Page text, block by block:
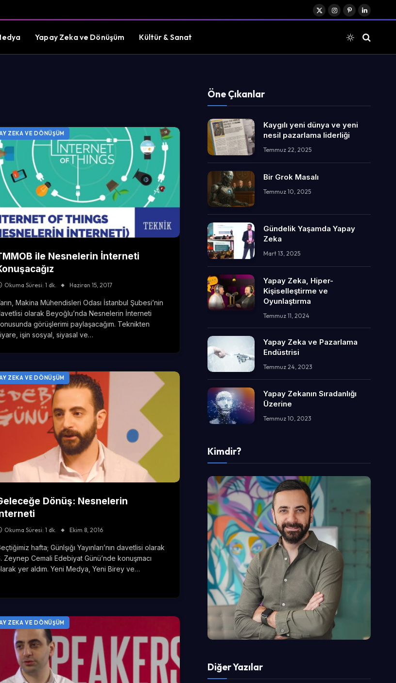
X
Instagram
PinterestLinkedIn
Yapay Zeka ve Dönüşüm Kültür & Sanat
ZEKA VE DÖNÜŞÜM
ile Nesnelerin İnterneti
Okuma Süresi: 1 dk. Haziran 15, 2017
Makina Mühendisleri Odası İstanbul Şubesi’nin
olarak Beyoğlu’nda Nesnelerin İnterneti
görüşlerimi paylaşacağım. Teknikten
işin sosyal, siyasal ve…
ZEKA VE DÖNÜŞÜM
Dönüş: Nesnelerin
Okuma Süresi: 1 dk. Ekim 8, 2016
hafta; GünIşığı Yayınları’nın davetlisi olarak
Zeynep Cemali Edebiyat Günü’nde konuşmacı
yer aldım. Yeni Medya, Yeni Birey ve…
ZEKA VE DÖNÜŞÜM
Öne Çıkanlar
Kaygılı yeni dünya ve yeni
nesil pazarlama liderliği
Temmuz 22, 2025
Bir Grok Masalı
Temmuz 10, 2025
Gündelik Yaşamda Yapay
Zeka
Mart 13, 2025
Yapay Zeka, Hiper-
Kişiselleştirme ve
Oyunlaştırma
Temmuz 11, 2024
Yapay Zeka ve Pazarlama
Endüstrisi
Temmuz 24, 2023
Yapay Zekanın Sıradanlığı
Üzerine
Temmuz 10, 2023
Kimdir?
Diğer Yazılar